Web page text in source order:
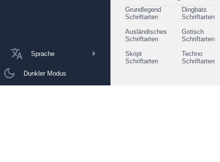
Sprache
Dunkler Modus
Grundlegend
Schriftarten
Dingbats
Schriftarten
Ausländisches
Schriftarten
Gotisch
Schriftarten
Skript
Schriftarten
Techno
Schriftarten